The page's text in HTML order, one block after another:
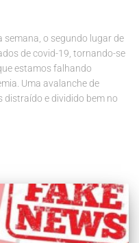
semana, o segundo lugar de
de covid-19, tornando-se
estamos falhando
Uma avalanche de
e dividido bem no